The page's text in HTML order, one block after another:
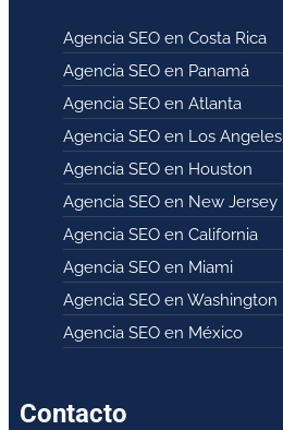
Agencia SEO en Costa Rica
Agencia SEO en Panamá
Agencia SEO en Atlanta
Agencia SEO en Los Angeles
Agencia SEO en Houston
Agencia SEO en New Jersey
Agencia SEO en California
Agencia SEO en Miami
Agencia SEO en Washington
Agencia SEO en México
Contacto